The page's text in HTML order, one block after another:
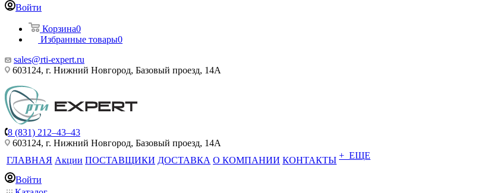
Войти
Корзина0
Избранные товары0
sales@rti-expert.ru
603124, г. Нижний Новгород, Базовый проезд, 14А
8 (831) 212–43–43
603124, г. Нижний Новгород, Базовый проезд, 14А
ГЛАВНАЯ Акции ПОСТАВЩИКИ ДОСТАВКА О КОМПАНИИ КОНТАКТЫ + ЕЩЕ
Войти